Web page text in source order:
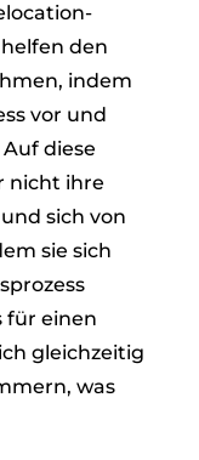
den
indem
vor und
diese
nicht ihre
sich von
sie sich
für einen
gleichzeitig
was